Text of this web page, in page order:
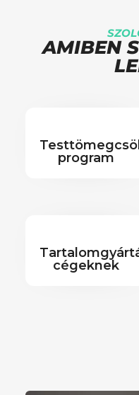
AMIBEN
program
cégeknek